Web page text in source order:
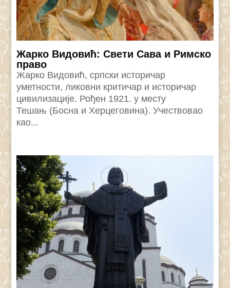
Жарко Видовић: Свети Сава и Римско
право
Жарко Видовић, српски историчар
уметности, ликовни критичар и историчар
цивилизације. Рођен 1921. у месту
Тешањ (Босна и Херцеговина). Учествовао
као...